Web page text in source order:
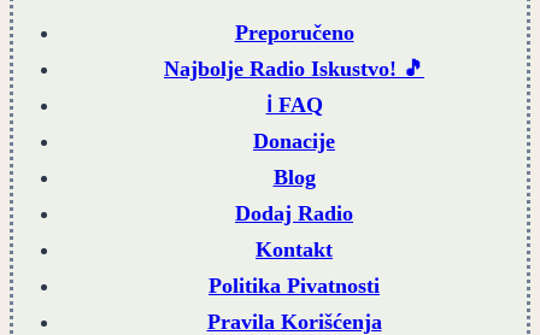
Preporučeno
Najbolje Radio Iskustvo! 🎵
ℹ️ FAQ
Donacije
Blog
Dodaj Radio
Kontakt
Politika Pivatnosti
Pravila Korišćenja